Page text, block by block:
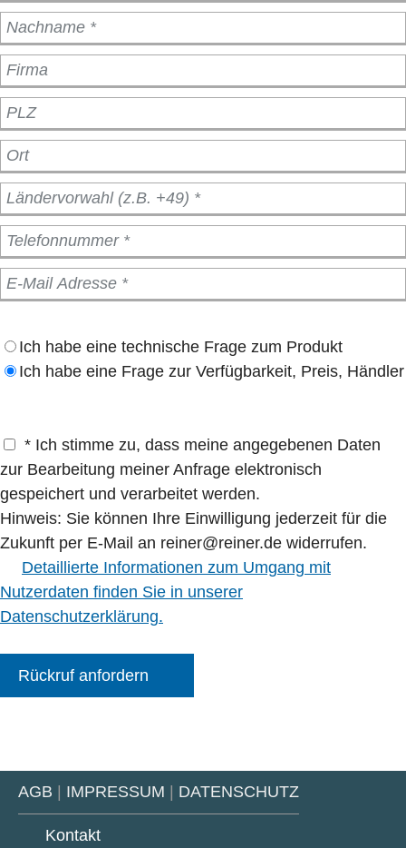
Ich habe eine technische Frage zum Produkt
Ich habe eine Frage zur Verfügbarkeit, Preis, Händler
* Ich stimme zu, dass meine angegebenen Daten
zur Bearbeitung meiner Anfrage elektronisch
gespeichert und verarbeitet werden.
Hinweis: Sie können Ihre Einwilligung jederzeit für die
Zukunft per E-Mail an reiner@reiner.de widerrufen.
Detaillierte Informationen zum Umgang mit
Nutzerdaten finden Sie in unserer
Datenschutzerklärung.
Rückruf anfordern
AGB IMPRESSUM DATENSCHUTZ
Kontakt